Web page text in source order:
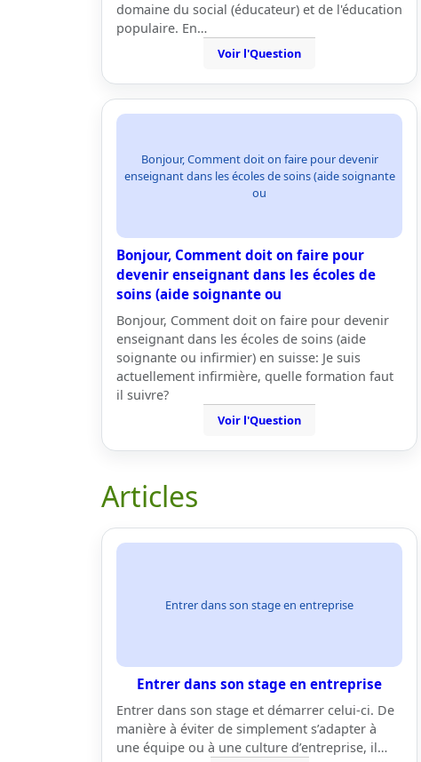
domaine du social (éducateur) et de l'éducation
populaire. En…
Voir l'Question
Bonjour, Comment doit on faire pour devenir
enseignant dans les écoles de soins (aide soignante
ou
Bonjour, Comment doit on faire pour
devenir enseignant dans les écoles de
soins (aide soignante ou
Bonjour, Comment doit on faire pour devenir
enseignant dans les écoles de soins (aide
soignante ou infirmier) en suisse: Je suis
actuellement infirmière, quelle formation faut
il suivre?
Voir l'Question
Articles
Entrer dans son stage en entreprise
Entrer dans son stage en entreprise
Entrer dans son stage et démarrer celui-ci. De
manière à éviter de simplement s’adapter à
une équipe ou à une culture d’entreprise, il…